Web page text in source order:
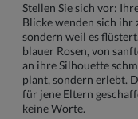
Stellen Sie sich vor:
Blicke wenden sich ihr
sondern weil es
blauer Rosen, von
an ihre Silhouette
plant, sondern erlebt.
für jene Eltern
keine Worte.